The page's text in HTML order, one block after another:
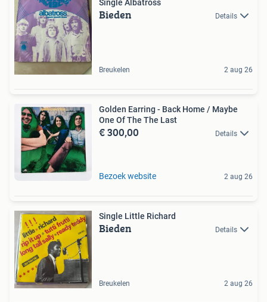
Single Albatross
Bieden Details
Breukelen 2 aug 26
Golden Earring - Back Home / Maybe
One Of The The Last
€ 300,00 Details
Bezoek website 2 aug 26
Single Little Richard
Bieden Details
Breukelen 2 aug 26